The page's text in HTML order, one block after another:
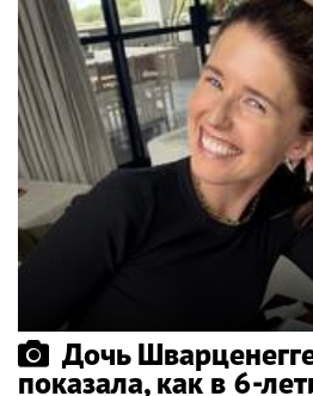
Дочь
показала, как в 6-